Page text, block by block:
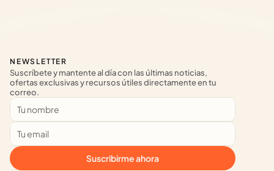
NEWSLETTER
Suscríbete y mantente al día con las últimas noticias,
ofertas exclusivas y recursos útiles directamente en tu
correo.
Suscribirme ahora